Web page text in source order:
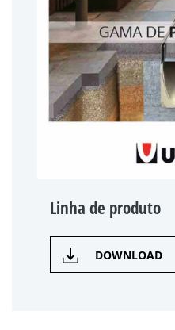
Linha de produto
DOWNLOAD